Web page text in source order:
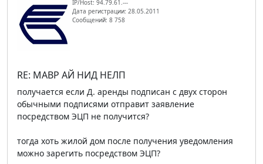
IP/Host: 94.79.61.---
Дата регистрации: 28.05.2011
Сообщений: 8 758
RE: МАВР АЙ НИД НЕЛП
получается если Д. аренды подписан с двух сторон
обычными подписями отправит заявление
посредством ЭЦП не получится?
тогда хоть жилой дом после получения уведомления
можно зарегить посредством ЭЦП?